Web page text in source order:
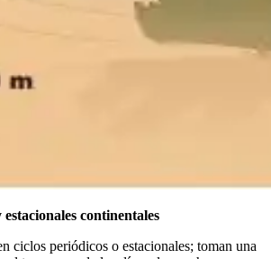
continentales
ciclos periódicos o estacionales; toman una